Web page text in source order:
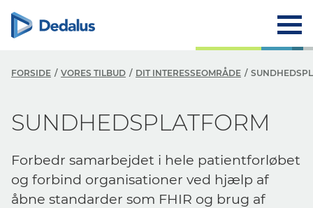
FORSIDE VORES TILBUD DIT INTERESSEOMRÅDE
SUNDHEDSPLATFORM
Forbedr samarbejdet i hele patientforløbet
og forbind organisationer ved hjælp af
åbne standarder som FHIR og brug af